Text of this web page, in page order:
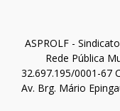
ASPROLF -
Rede Pública
32.697.195/0001-67
Av. Brg. Mário